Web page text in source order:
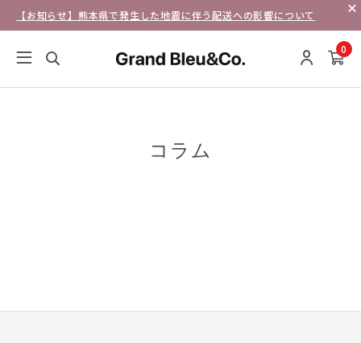
【お知らせ】熊本県で発生した地震に伴う配送への影響について
0
コラム